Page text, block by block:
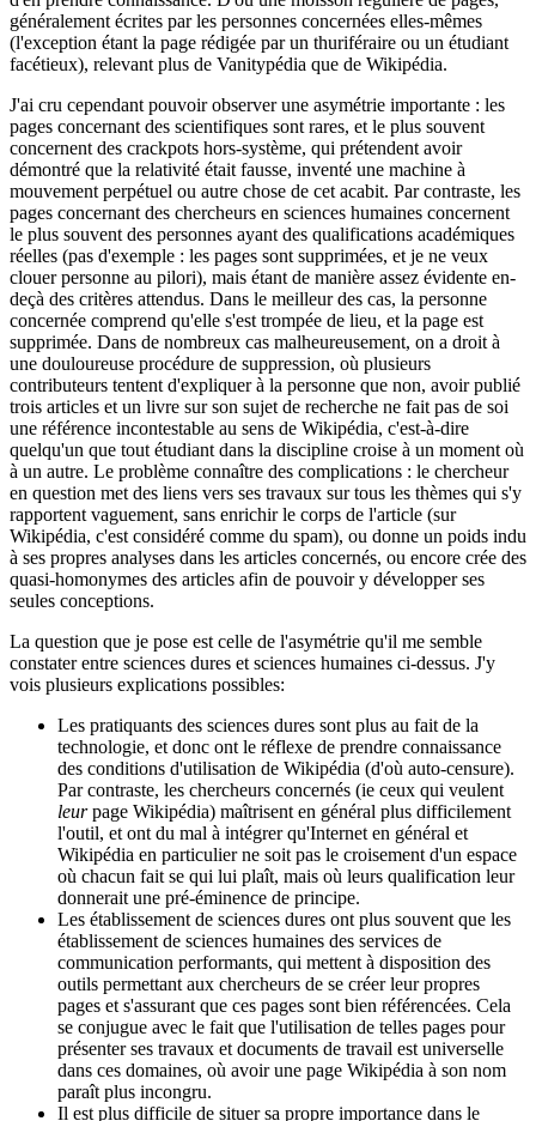
généralement écrites par les personnes concernées elles-mêmes
(l'exception étant la page rédigée par un thuriféraire ou un étudiant
facétieux), relevant plus de Vanitypédia que de Wikipédia.
J'ai cru cependant pouvoir observer une asymétrie importante : les
pages concernant des scientifiques sont rares, et le plus souvent
concernent des crackpots hors-système, qui prétendent avoir
démontré que la relativité était fausse, inventé une machine à
mouvement perpétuel ou autre chose de cet acabit. Par contraste, les
pages concernant des chercheurs en sciences humaines concernent
le plus souvent des personnes ayant des qualifications académiques
réelles (pas d'exemple : les pages sont supprimées, et je ne veux
clouer personne au pilori), mais étant de manière assez évidente en-
deçà des critères attendus. Dans le meilleur des cas, la personne
concernée comprend qu'elle s'est trompée de lieu, et la page est
supprimée. Dans de nombreux cas malheureusement, on a droit à
une douloureuse procédure de suppression, où plusieurs
contributeurs tentent d'expliquer à la personne que non, avoir publié
trois articles et un livre sur son sujet de recherche ne fait pas de soi
une référence incontestable au sens de Wikipédia, c'est-à-dire
quelqu'un que tout étudiant dans la discipline croise à un moment où
à un autre. Le problème connaître des complications : le chercheur
en question met des liens vers ses travaux sur tous les thèmes qui s'y
rapportent vaguement, sans enrichir le corps de l'article (sur
Wikipédia, c'est considéré comme du spam), ou donne un poids indu
à ses propres analyses dans les articles concernés, ou encore crée des
quasi-homonymes des articles afin de pouvoir y développer ses
seules conceptions.
La question que je pose est celle de l'asymétrie qu'il me semble
constater entre sciences dures et sciences humaines ci-dessus. J'y
vois plusieurs explications possibles:
Les pratiquants des sciences dures sont plus au fait de la
technologie, et donc ont le réflexe de prendre connaissance
des conditions d'utilisation de Wikipédia (d'où auto-censure).
Par contraste, les chercheurs concernés (ie ceux qui veulent
leurpage Wikipédia) maîtrisent en général plus difficilement
l'outil, et ont du mal à intégrer qu'Internet en général et
Wikipédia en particulier ne soit pas le croisement d'un espace
où chacun fait se qui lui plaît, mais où leurs qualification leur
donnerait une pré-éminence de principe.
Les établissement de sciences dures ont plus souvent que les
établissement de sciences humaines des services de
communication performants, qui mettent à disposition des
outils permettant aux chercheurs de se créer leur propres
pages et s'assurant que ces pages sont bien référencées. Cela
se conjugue avec le fait que l'utilisation de telles pages pour
présenter ses travaux et documents de travail est universelle
dans ces domaines, où avoir une page Wikipédia à son nom
paraît plus incongru.
Il est plus difficile de situer sa propre importance dans le